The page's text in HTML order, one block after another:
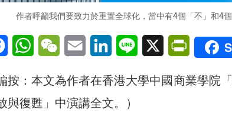
作者呼籲我們要致力於重置全球化，當中有4個「不」和4
FacebookWhatsAppWeChatEmail LinkedInLine X
編按：本文為作者在香港大學中國商業學院
與復甦」中演講全文。）